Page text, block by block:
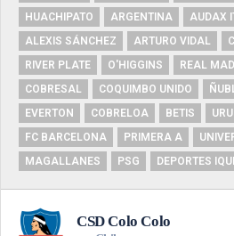
HUACHIPATO
ARGENTINA
AUDAX
ALEXIS SÁNCHEZ
ARTURO VIDAL
RIVER PLATE
O'HIGGINS REAL
COBRESAL
COQUIMBO UNIDO
EVERTON
COBRELOA BETIS
FC BARCELONA
PRIMERA A
MAGALLANES
PSG DEPORTES